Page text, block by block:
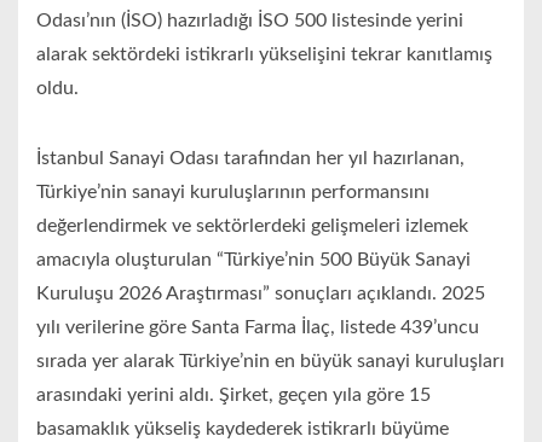
Odası’nın (İSO) hazırladığı İSO 500 listesinde yerini
alarak sektördeki istikrarlı yükselişini tekrar kanıtlamış
oldu.
İstanbul Sanayi Odası tarafından her yıl hazırlanan,
Türkiye’nin sanayi kuruluşlarının performansını
değerlendirmek ve sektörlerdeki gelişmeleri izlemek
amacıyla oluşturulan “Türkiye’nin 500 Büyük Sanayi
Kuruluşu 2026 Araştırması” sonuçları açıklandı. 2025
yılı verilerine göre Santa Farma İlaç, listede 439’uncu
sırada yer alarak Türkiye’nin en büyük sanayi kuruluşları
arasındaki yerini aldı. Şirket, geçen yıla göre 15
basamaklık yükseliş kaydederek istikrarlı büyüme